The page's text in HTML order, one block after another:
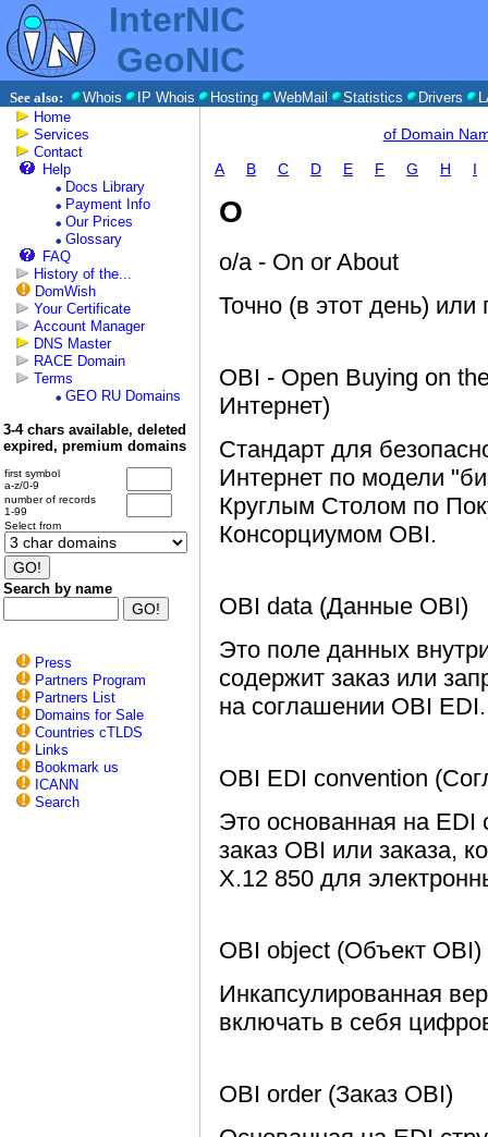
InterNIC
GeoNIC
See also: Whois IP Whois Hosting WebMail Statistics Drivers
Home
Services
Contact
Help
Docs Library
Payment Info
Our Prices
Glossary
FAQ
History of the...
DomWish
Your Certificate
Account Manager
DNS Master
RACE Domain
Terms
GEO RU Domains
3-4 chars available, deleted
expired, premium domains
first symbol
a-z/0-9
number of records
1-99
Select from
Search by name
Press
Partners Program
Partners List
Domains for Sale
Countries cTLDS
Links
Bookmark us
ICANN
Search
of Domain
A
B C D E F G H I
O
o/a - On or About
Точно (в этот день) или
OBI - Open Buying on
Интернет)
Стандарт для
Интернет по модели
Круглым Столом по
Консорциумом OBI.
OBI data (Данные OBI)
Это поле данных
содержит заказ или
на соглашении OBI EDI.
OBI EDI convention
Это основанная на
заказ OBI или заказа,
X.12 850 для
OBI object (Объект OBI)
Инкапсулированная
включать в себя
OBI order (Заказ OBI)